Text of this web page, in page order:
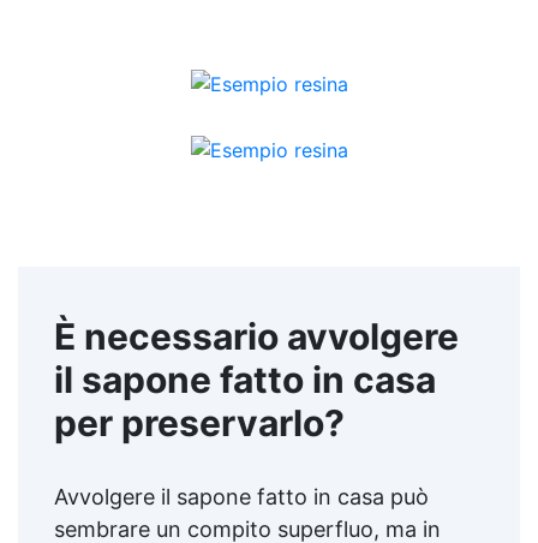
È necessario avvolgere
il sapone fatto in casa
per preservarlo?
Avvolgere il sapone fatto in casa può
sembrare un compito superfluo, ma in